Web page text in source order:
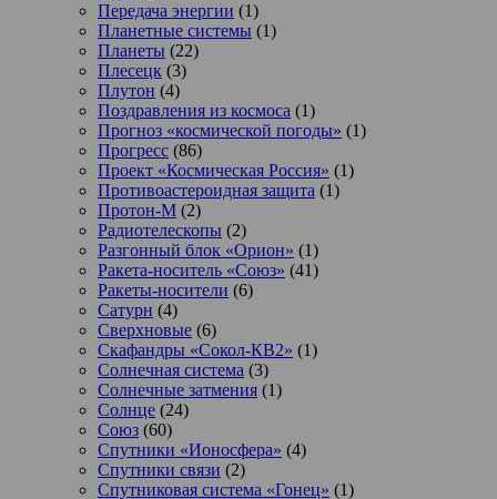
Передача энергии (1)
Планетные системы (1)
Планеты (22)
Плесецк (3)
Плутон (4)
Поздравления из космоса (1)
Прогноз «космической погоды» (1)
Прогресс (86)
Проект «Космическая Россия» (1)
Противоастероидная защита (1)
Протон-М (2)
Радиотелескопы (2)
Разгонный блок «Орион» (1)
Ракета-носитель «Союз» (41)
Ракеты-носители (6)
Сатурн (4)
Сверхновые (6)
Скафандры «Сокол-КВ2» (1)
Солнечная система (3)
Солнечные затмения (1)
Солнце (24)
Союз (60)
Спутники «Ионосфера» (4)
Спутники связи (2)
Спутниковая система «Гонец» (1)